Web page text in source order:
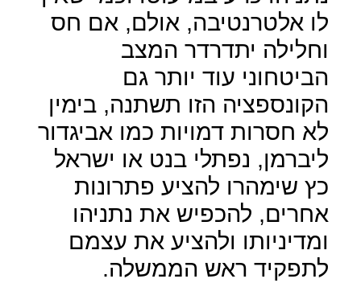
לו אלטרנטיבה, אולם, אם חס
וחלילה יתדרדר המצב
הביטחוני עוד יותר גם
הקונספציה הזו תשתנה, בימין
לא חסרות דמויות כמו אביגדור
ליברמן, נפתלי בנט או ישראל
כץ שימהרו להציע פתרונות
אחרים, להכפיש את נתניהו
ומדיניותו ולהציע את עצמם
לתפקיד ראש הממשלה.